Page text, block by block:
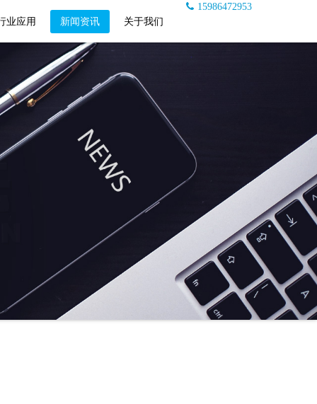
15986472953
业应用
新闻资讯 关于我们